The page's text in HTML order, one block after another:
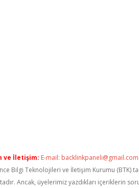
ve İletişim: E-mail: backlinkpaneli@gmail.com
Bilgi Teknolojileri ve İletişim Kurumu
Ancak, üyelerimiz yazdıkları içeriklerin